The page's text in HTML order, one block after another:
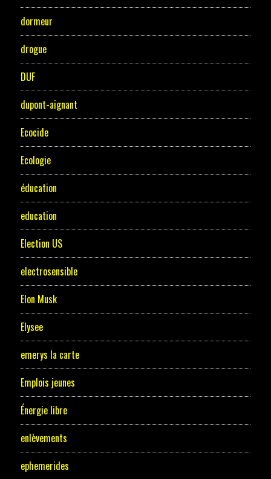
dormeur
drogue
DUF
dupont-aignant
Ecocide
Ecologie
éducation
education
Election US
electrosensible
Elon Musk
Elysee
emerys la carte
Emplois jeunes
Énergie libre
enlèvements
ephemerides